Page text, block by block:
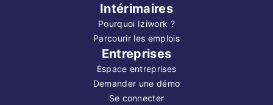
Intérimaires
Pourquoi Iziwork ?
Parcourir les emplois
Entreprises
Espace entreprises
Demander une démo
Se connecter